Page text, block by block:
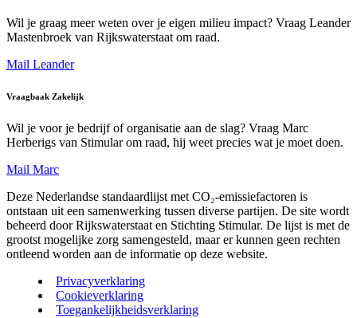
Wil je graag meer weten over je eigen milieu impact? Vraag Leander
Mastenbroek van Rijkswaterstaat om raad.
Mail Leander
Vraagbaak Zakelijk
Wil je voor je bedrijf of organisatie aan de slag? Vraag Marc
Herberigs van Stimular om raad, hij weet precies wat je moet doen.
Mail Marc
Deze Nederlandse standaardlijst met CO₂-emissiefactoren is
ontstaan uit een samenwerking tussen diverse partijen. De site wordt
beheerd door Rijkswaterstaat en Stichting Stimular. De lijst is met de
grootst mogelijke zorg samengesteld, maar er kunnen geen rechten
ontleend worden aan de informatie op deze website.
Privacyverklaring
Cookieverklaring
Toegankelijkheidsverklaring